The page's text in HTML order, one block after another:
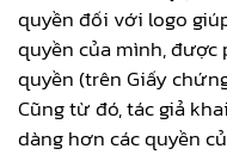
quyền đối với logo
quyền của mình, được
quyền (trên Giấy
Cũng từ đó, tác giả
dàng hơn các quyền